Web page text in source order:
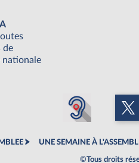
de
nationale
UNE SEMAINE À
©Tous droits